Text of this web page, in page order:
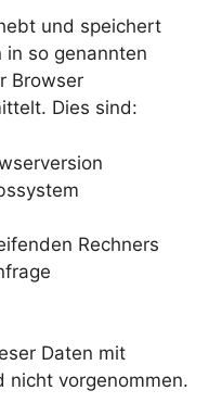
und speichert
in so genannten
Browser
Dies sind:
Rechners
Daten mit
nicht vorgenommen.